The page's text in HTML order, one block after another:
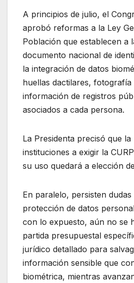
A principios de julio, el
aprobó reformas a la Ley
Población que establecen a
documento nacional de
la integración de datos
huellas dactilares, fotografía
información de registros
asociados a cada persona.
La Presidenta precisó que
instituciones a exigir la
su uso quedará a elección
En paralelo, persisten
protección de datos
con lo expuesto, aún no se
partida presupuestal
jurídico detallado para
información sensible que
biométrica, mientras